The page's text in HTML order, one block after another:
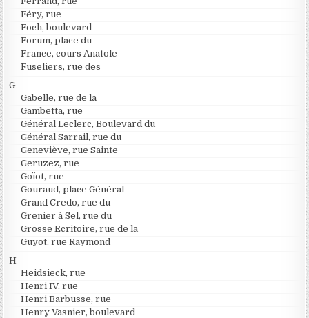
Féry, rue
Foch, boulevard
Forum, place du
France, cours Anatole
Fuseliers, rue des
G
Gabelle, rue de la
Gambetta, rue
Général Leclerc, Boulevard du
Général Sarrail, rue du
Geneviève, rue Sainte
Geruzez, rue
Goïot, rue
Gouraud, place Général
Grand Credo, rue du
Grenier à Sel, rue du
Grosse Ecritoire, rue de la
Guyot, rue Raymond
H
Heidsieck, rue
Henri IV, rue
Henri Barbusse, rue
Henry Vasnier, boulevard